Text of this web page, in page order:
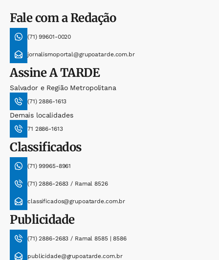
Fale com a Redação
(71) 99601-0020
jornalismoportal@grupoatarde.com.br
AssineA TARDE
Salvador e Região Metropolitana
(71) 2886-1613
Demais localidades
71 2886-1613
Classificados
(71) 99965-8961
(71) 2886-2683 / Ramal 8526
classificados@grupoatarde.com.br
Publicidade
(71) 2886-2683 / Ramal 8585 | 8586
publicidade@grupoatarde.com.br